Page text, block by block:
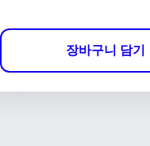
장바구니 담기